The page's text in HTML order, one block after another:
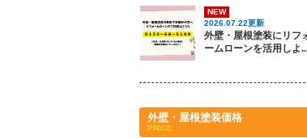
NEW
2026.07.22更新
外壁・屋根塗装にリフ
ームローンを活用しよ
外壁・屋根塗装価格
PRICE